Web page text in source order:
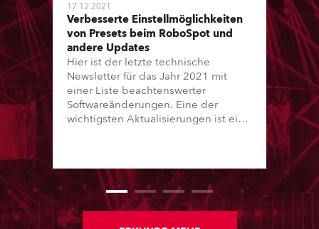
17.12.2021
Verbesserte Einstellmöglichkeiten
von Presets beim RoboSpot und
andere Updates
Hier ist der letzte technische
Newsletter für das Jahr 2021 mit
einer Liste beachtenswerter
Softwareänderungen. Eine der
wichtigsten Aktualisierungen ist eine